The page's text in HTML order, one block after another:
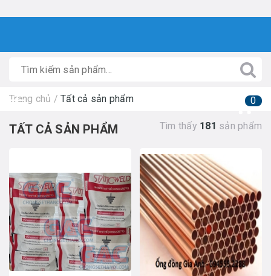
0
Trang chủ / Tất cả sản phẩm
TẤT CẢ SẢN PHẨM Tìm thấy 181 sản phẩm